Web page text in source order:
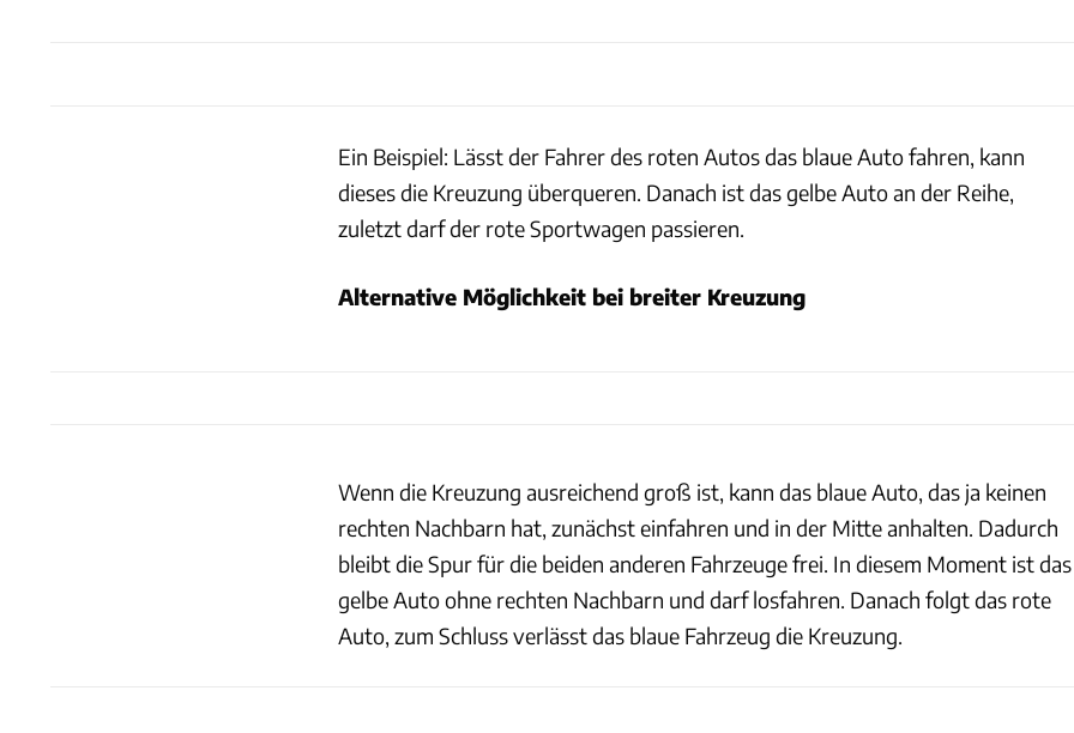
Ein Beispiel: Lässt der Fahrer des roten Autos das blaue Auto fahren, kann
dieses die Kreuzung überqueren. Danach ist das gelbe Auto an der Reihe,
zuletzt darf der rote Sportwagen passieren.
Alternative Möglichkeit bei breiter Kreuzung
Wenn die Kreuzung ausreichend groß ist, kann das blaue Auto, das ja keinen
rechten Nachbarn hat, zunächst einfahren und in der Mitte anhalten. Dadurch
bleibt die Spur für die beiden anderen Fahrzeuge frei. In diesem Moment ist das
gelbe Auto ohne rechten Nachbarn und darf losfahren. Danach folgt das rote
Auto, zum Schluss verlässt das blaue Fahrzeug die Kreuzung.